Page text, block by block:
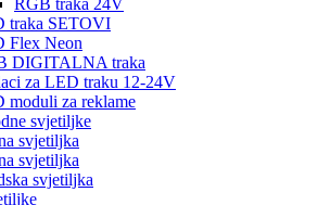
RGB traka 24V
traka SETOVI
Flex Neon
DIGITALNA traka
za LED traku 12-24V
moduli za reklame
svjetiljke
svjetiljka
svjetiljka
svjetiljka